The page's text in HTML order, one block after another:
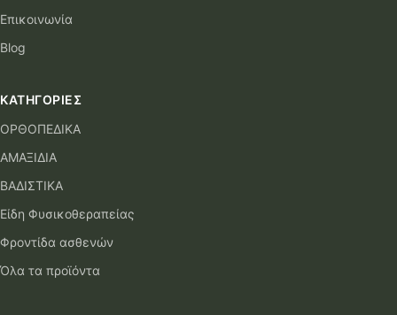
Επικοινωνία
Blog
ΚΑΤΗΓΟΡΊΕΣ
ΟΡΘΟΠΕΔΙΚΑ
ΑΜΑΞΙΔΙΑ
ΒΑΔΙΣΤΙΚΑ
Είδη Φυσικοθεραπείας
Φροντίδα ασθενών
Όλα τα προϊόντα